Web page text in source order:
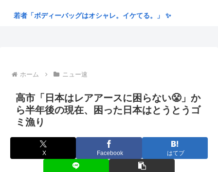
【高知県】違法にとれたクロマグロを「配っている」と通報⋯
カンニング竹山、消費税減税失敗→増税の流れ想像「次誰が総
「ベトナム人5人が高齢女性救出」報道にSNS「ウソ」投稿相
次ぐ→...
ラクショ...
ミュージシャン「タトゥー入れると日本人受けは悪いけど海外
若者「ボディーバッグはオシャレ。イケてる。」 ✨
ウイスキーを冷凍庫に入れると凍る
佐藤二朗、妻とのハグを報告「君と生きてきて、本当に良かっ
とりわさを食べて車椅子生活になった医師「ギラン・バレー症
候群にな...
ホーム ニュー速
高市「日本はレアアースに困らない😤」か
ら半年後の現在、困った日本はとうとうゴ
ミ漁り
X Facebook はてブ